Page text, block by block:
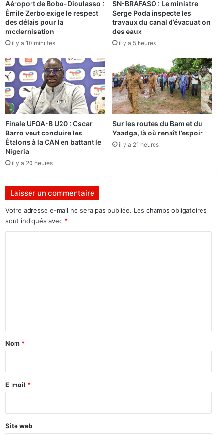
m
o
é
a
t
i
o
n
a
f
r
i
c
a
n
e
Aéroport de Bobo-Dioulasso :
Émile Zerbo exige le respect
des délais pour la
modernisation
il y a 10 minutes
SN-BRAFASO : Le ministre
Serge Poda inspecte les
travaux du canal d’évacuation
des eaux
il y a 5 heures
Finale UFOA-B U20 : Oscar
Barro veut conduire les
Étalons à la CAN en battant le
Nigeria
il y a 20 heures
Sur les routes du Bam et du
Yaadga, là où renaît l’espoir
il y a 21 heures
Laisser un commentaire
Votre adresse e-mail ne sera pas publiée. Les champs obligatoires
sont indiqués avec *
a
e
Nom *
E-mail *
Site web